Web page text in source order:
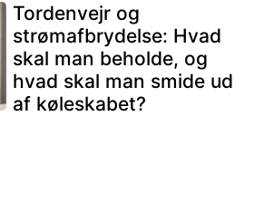
Tordenvejr og
strømafbrydelse: Hvad
skal man beholde, og
hvad skal man smide ud
af køleskabet?